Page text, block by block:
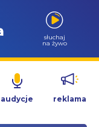
słuchaj
na żywo
audycje reklama